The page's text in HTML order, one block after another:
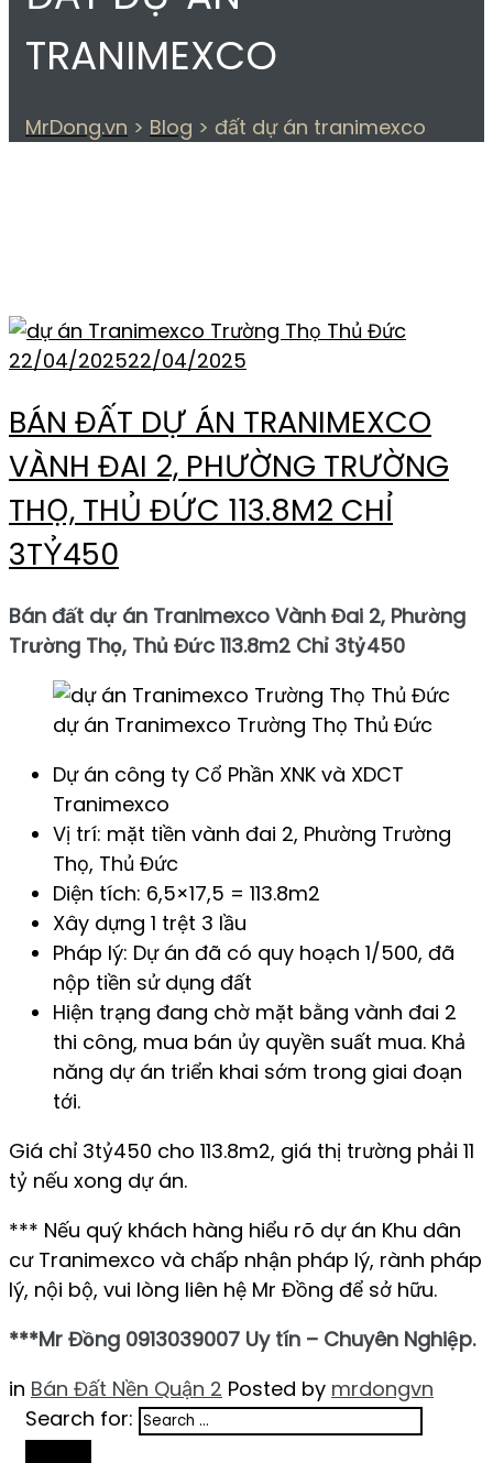
TRANIMEXCO
MrDong.vn > Blog > đất dự án tranimexco
22/04/202522/04/2025
BÁN ĐẤT DỰ ÁN TRANIMEXCO
VÀNH ĐAI 2, PHƯỜNG TRƯỜNG
THỌ, THỦ ĐỨC 113.8M2 CHỈ
3TỶ450
Bán đất dự án Tranimexco Vành Đai 2, Phường
Trường Thọ, Thủ Đức 113.8m2 Chỉ 3tỷ450
dự án Tranimexco Trường Thọ Thủ Đức
Dự án công ty Cổ Phần XNK và XDCT
Tranimexco
Vị trí: mặt tiền vành đai 2, Phường Trường
Thọ, Thủ Đức
Diện tích: 6,5×17,5 = 113.8m2
Xây dựng 1 trệt 3 lầu
Pháp lý: Dự án đã có quy hoạch 1/500, đã
nộp tiền sử dụng đất
Hiện trạng đang chờ mặt bằng vành đai 2
thi công, mua bán ủy quyền suất mua. Khả
năng dự án triển khai sớm trong giai đoạn
tới.
Giá chỉ 3tỷ450 cho 113.8m2, giá thị trường phải 11
tỷ nếu xong dự án.
*** Nếu quý khách hàng hiểu rõ dự án Khu dân
cư Tranimexco và chấp nhận pháp lý, rành pháp
lý, nội bộ, vui lòng liên hệ Mr Đồng để sở hữu.
***Mr Đồng 0913039007 Uy tín – Chuyên Nghiệp.
in Bán Đất Nền Quận 2 Posted by mrdongvn
Search for: